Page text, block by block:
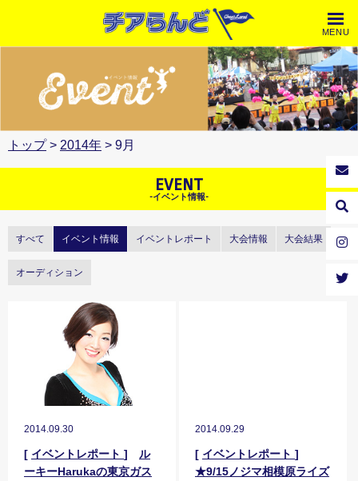
MENU
トップ> 2014年 > 9月
EVENT
-イベント情報-
すべて イベント情報 イベントレポート 大会情報 大会結果
オーディション
2014.09.30
[ イベントレポート ] ル
ーキーHarukaの東京ガス
2014.09.29
[ イベントレポート ]
★9/15ノジマ相模原ライズ